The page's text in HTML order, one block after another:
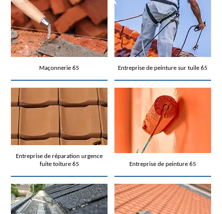
Maçonnerie 65 Entreprise de peinture sur tuile 65
Entreprise de réparation urgence
fuite toiture 65
Entreprise de peinture 65